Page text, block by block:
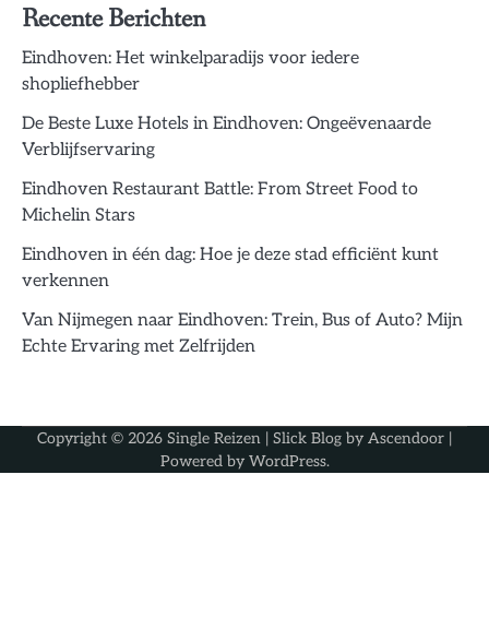
Recente Berichten
Eindhoven: Het winkelparadijs voor iedere
shopliefhebber
De Beste Luxe Hotels in Eindhoven: Ongeëvenaarde
Verblijfservaring
Eindhoven Restaurant Battle: From Street Food to
Michelin Stars
Eindhoven in één dag: Hoe je deze stad efficiënt kunt
verkennen
Van Nijmegen naar Eindhoven: Trein, Bus of Auto? Mijn
Echte Ervaring met Zelfrijden
Copyright © 2026 Single Reizen | Slick Blog by Ascendoor |
Powered by WordPress.